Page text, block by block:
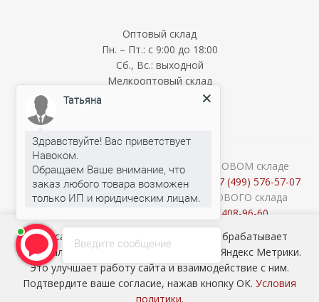
Оптовый склад
Пн. – Пт.: с 9:00 до 18:00
Сб., Вс.: выходной
Мелкооптовый склад
Пн. – Пт.: с 9:00 до 18:00
О наличии и стоимости товара на ОПТОВОМ складе
уточняйте у менеджеров по телефону:
+7 (499) 576-57-07
Консультации продавцов МЕЛКООПТОВОГО склада
+7 (926) 408-96-60
2026 © ООО «НАВОКОМ» - хозтовары, посуда и товары для
сада ОПТОМ
Наш сайт использует cookie-файлы и обрабатывает
персональные данные с использованием Яндекс Метрики.
Это улучшает работу сайта и взаимодействие с ним.
Подтвердите ваше согласие, нажав кнопку ОК. Условия
политики.
Введите сообщение
Татьяна
Здравствуйте! Вас приветствует
Навоком.
Обращаем Ваше внимание, что
заказ любого товара возможен
Татьяна печатает...